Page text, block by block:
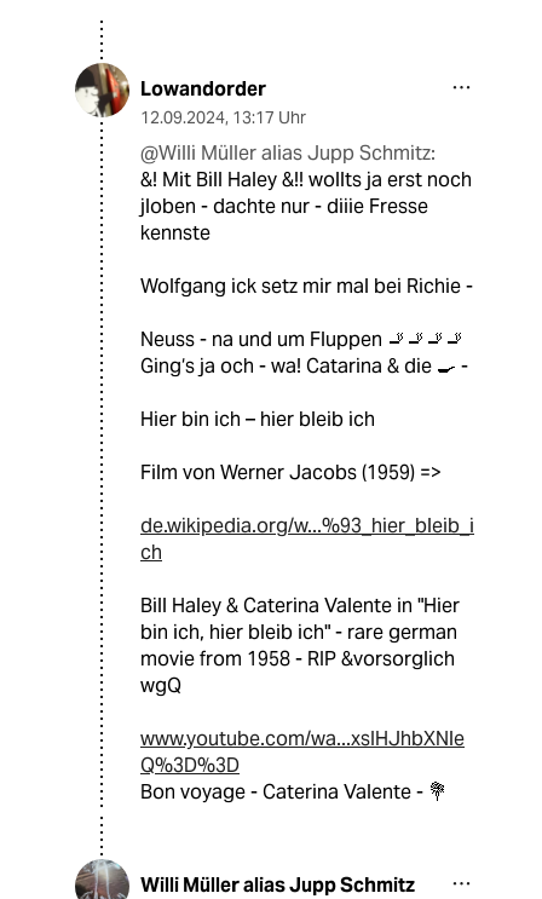
Lowandorder
12.09.2024, 13:17 Uhr
@Willi Müller alias Jupp Schmitz:
&! Mit Bill Haley &!! wollts ja erst noch
jloben - dachte nur - diiie Fresse
kennste
Wolfgang ick setz mir mal bei Richie -
Neuss - na und um Fluppen 🚬🚬🚬🚬
Ging‘s ja och - wa! Catarina & die 🍳 -
Hier bin ich – hier bleib ich
Film von Werner Jacobs (1959) =>
de.wikipedia.org/w...%93_hier_bleib_i
ch
Bill Haley & Caterina Valente in "Hier
bin ich, hier bleib ich" - rare german
movie from 1958 - RIP &vorsorglich
wgQ
www.youtube.com/wa...xsIHJhbXNle
Q%3D%3D
Bon voyage - Caterina Valente - 💐
Willi Müller alias Jupp Schmitz